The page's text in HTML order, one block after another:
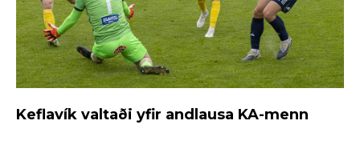
Keflavík valtaði yfir andlausa KA-menn